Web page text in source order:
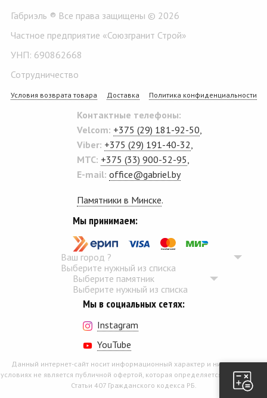
Габриэль ® Все права защищены © 2026
Частное предприятие «Союзгранит Строй»
УНП: 690862668
Сотрудничество
Условия возврата товара Доставка Политика конфиденциальности
Контактные телефоны:
Velcom: +375 (29) 181-92-50
Viber: +375 (29) 191-40-32
MTC: +375 (33) 900-52-95
E-mail: office@gabriel.by
Памятники в Минске.
Мы принимаем:
Ваш город ?
Выберите нужный из списка
Выберите памятник
Выберите нужный из списка
Мы в социальных сетях:
Instagram
YouTube
Данный интернет-сайт носит информационный характер и ни при каких
условиях не является публичной офертой, которая определяется положением
Статьи 407 Гражданского кодекса РБ.